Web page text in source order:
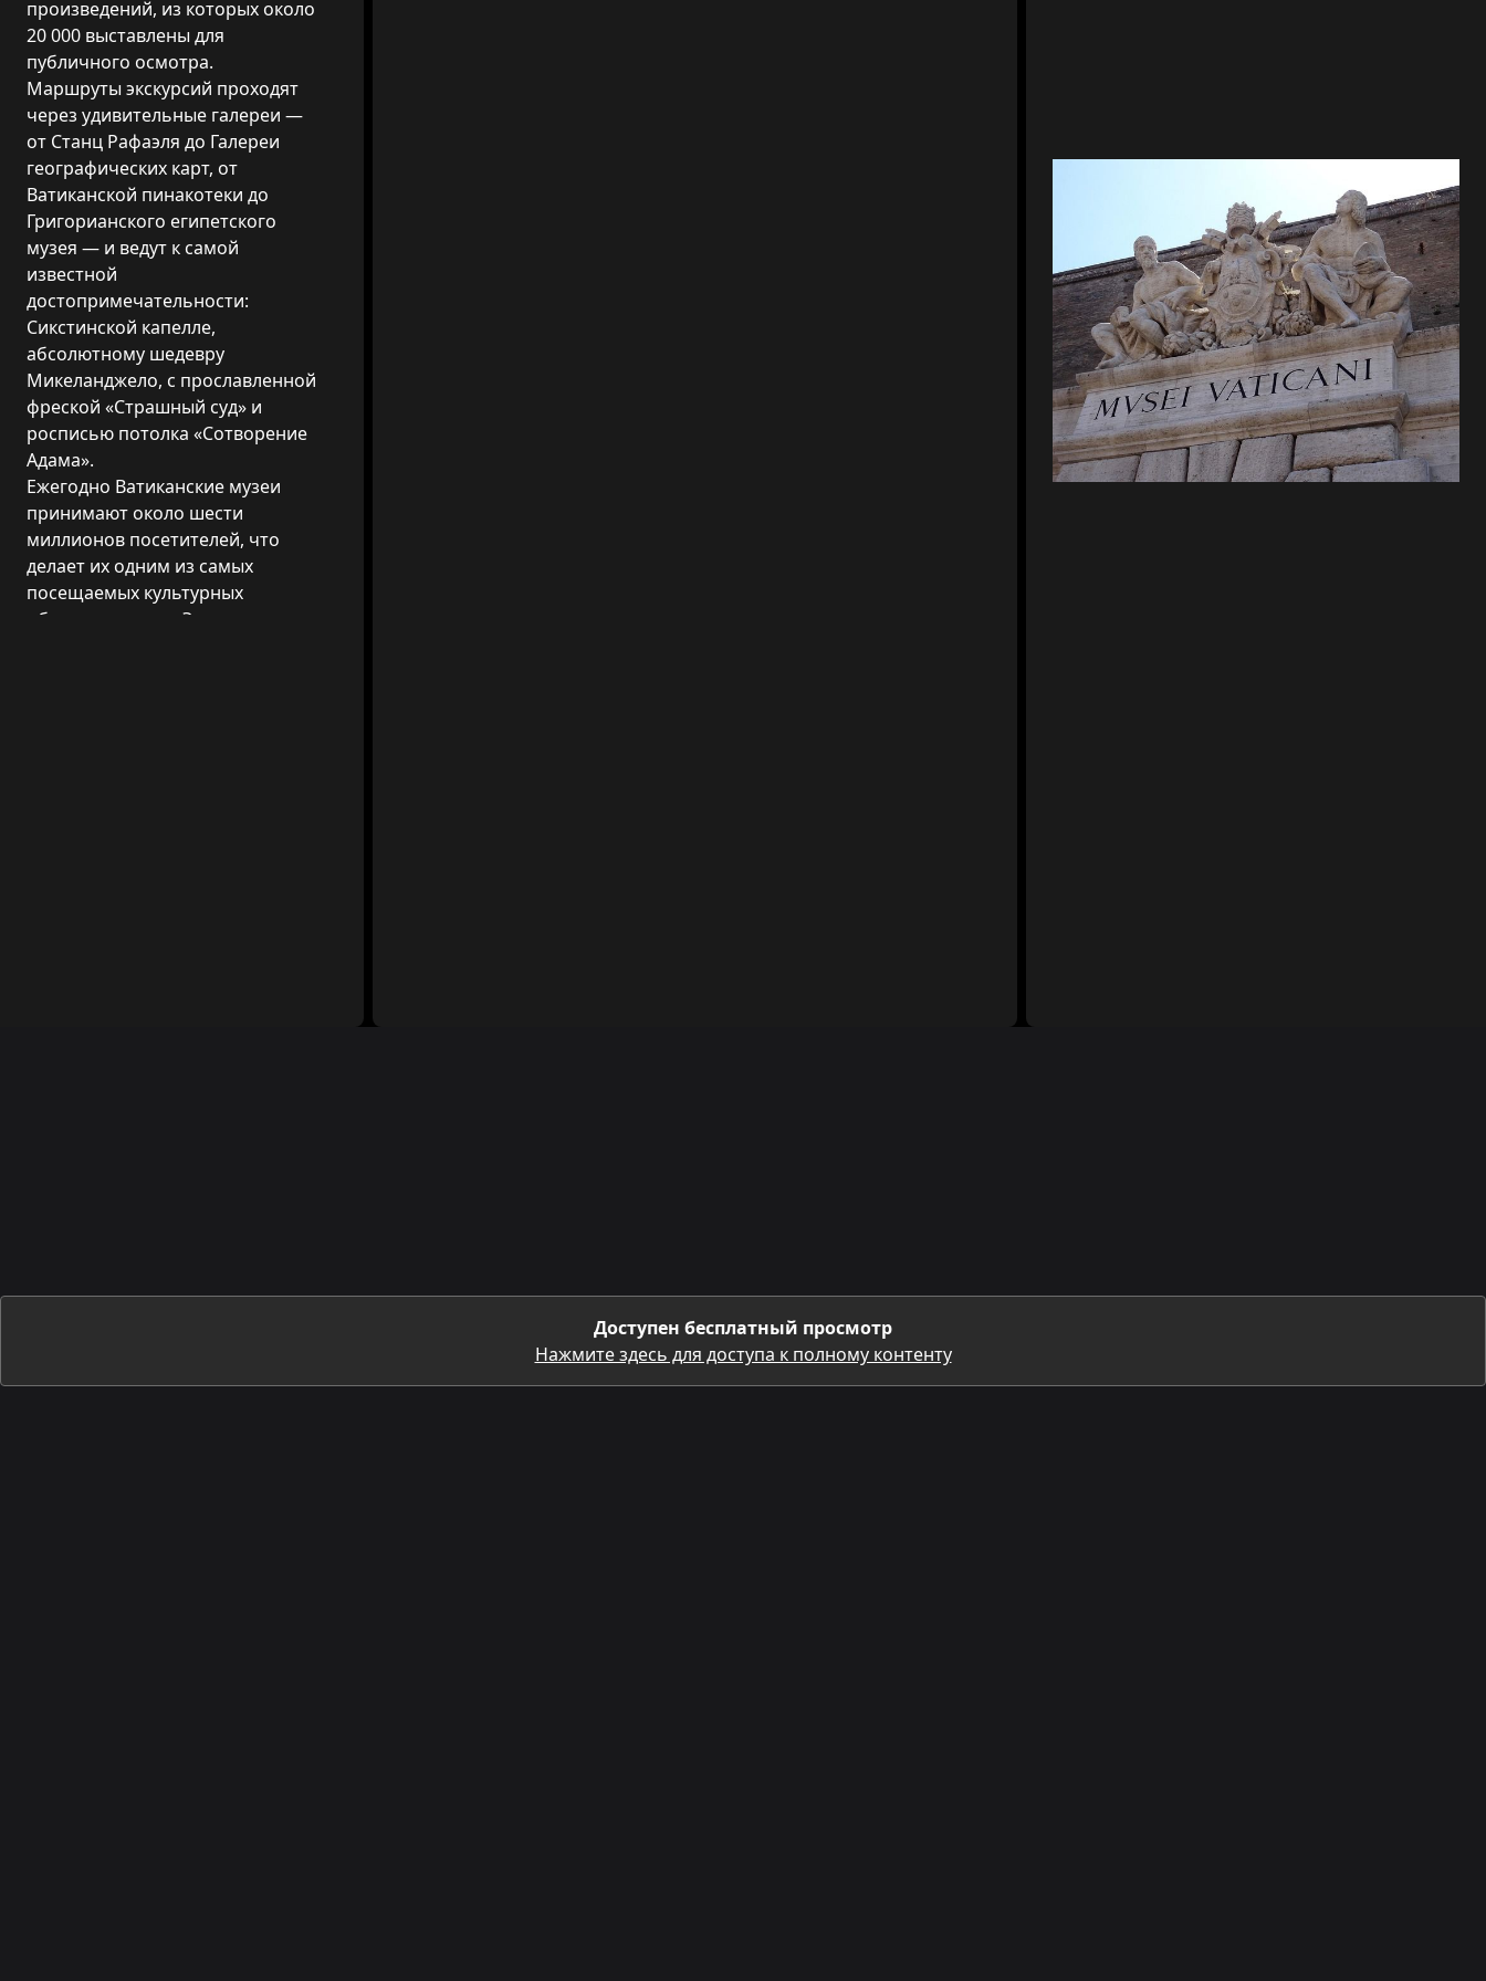
Доступен бесплатный просмотр
Нажмите здесь для доступа к полному контенту
произведений, из которых около
20 000 выставлены для
публичного осмотра.
Маршруты экскурсий проходят
через удивительные галереи —
от Станц Рафаэля до Галереи
географических карт, от
Ватиканской пинакотеки до
Григорианского египетского
музея — и ведут к самой
известной
достопримечательности:
Сикстинской капелле,
абсолютному шедевру
Микеланджело, с прославленной
фреской «Страшный суд» и
росписью потолка «Сотворение
Адама».
Ежегодно Ватиканские музеи
принимают около шести
миллионов посетителей, что
делает их одним из самых
посещаемых культурных
объектов в мире. Это место, где